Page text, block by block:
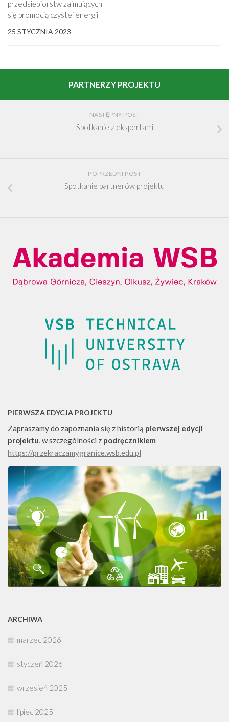
przedsiębiorstw zajmujących
się promocją czystej energii
25 STYCZNIA 2023
PARTNERZY PROJEKTU
NASTĘPNY POST
Spotkanie z ekspertami
POPRZEDNI POST
Spotkanie partnerów projektu
PIERWSZA EDYCJA PROJEKTU
Zapraszamy do zapoznania się z historią pierwszej edycji
projektu, w szczególności z podręcznikiem
https://przekraczamygranice.wsb.edu.pl
ARCHIWA
marzec 2026
styczeń 2026
wrzesień 2025
lipiec 2025